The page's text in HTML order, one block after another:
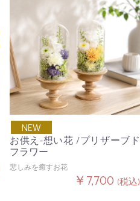
NEW
お供え-想い花 /プリザーブド
フラワー
悲しみを癒すお花
￥7,700 (税込)